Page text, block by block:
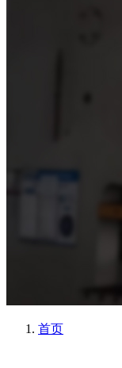
首页